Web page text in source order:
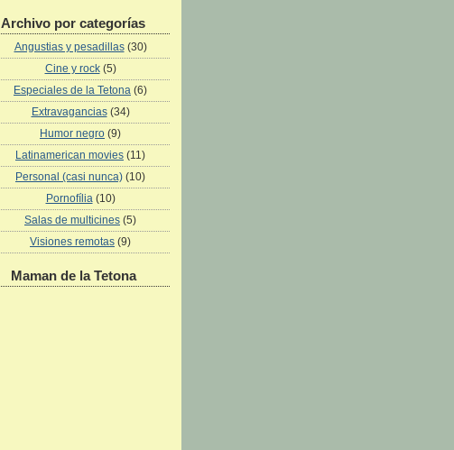
Archivo por categorías
Angustias y pesadillas (30)
Cine y rock (5)
Especiales de la Tetona (6)
Extravagancias (34)
Humor negro (9)
Latinamerican movies (11)
Personal (casi nunca) (10)
Pornofília (10)
Salas de multicines (5)
Visiones remotas (9)
Maman de la Tetona